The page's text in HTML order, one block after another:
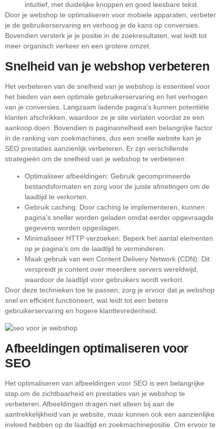
intuïtief, met duidelijke knoppen en goed leesbare tekst.
Door je webshop te optimaliseren voor mobiele apparaten, verbeter
je de gebruikerservaring en verhoog je de kans op conversies.
Bovendien versterk je je positie in de zoekresultaten, wat leidt tot
meer organisch verkeer en een grotere omzet.
Snelheid van je webshop verbeteren
Het verbeteren van de snelheid van je webshop is essentieel voor
het bieden van een optimale gebruikerservaring en het verhogen
van je conversies. Langzaam ladende pagina’s kunnen potentiële
klanten afschrikken, waardoor ze je site verlaten voordat ze een
aankoop doen. Bovendien is paginasnelheid een belangrijke factor
in de ranking van zoekmachines, dus een snelle website kan je
SEO prestaties aanzienlijk verbeteren. Er zijn verschillende
strategieën om de snelheid van je webshop te verbeteren:
Optimaliseer afbeeldingen: Gebruik gecomprimeerde
bestandsformaten en zorg voor de juiste afmetingen om de
laadtijd te verkorten.
Gebruik caching: Door caching te implementeren, kunnen
pagina’s sneller worden geladen omdat eerder opgevraagde
gegevens worden opgeslagen.
Minimaliseer HTTP verzoeken: Beperk het aantal elementen
op je pagina’s om de laadtijd te verminderen.
Maak gebruik van een Content Delivery Network (CDN): Dit
verspreidt je content over meerdere servers wereldwijd,
waardoor de laadtijd voor gebruikers wordt verkort.
Door deze technieken toe te passen, zorg je ervoor dat je webshop
snel en efficiënt functioneert, wat leidt tot een betere
gebruikerservaring en hogere klanttevredenheid.
Afbeeldingen optimaliseren voor
SEO
Het optimaliseren van afbeeldingen voor SEO is een belangrijke
stap om de zichtbaarheid en prestaties van je webshop te
verbeteren. Afbeeldingen dragen niet alleen bij aan de
aantrekkelijkheid van je website, maar kunnen ook een aanzienlijke
invloed hebben op de laadtijd en zoekmachinepositie. Om ervoor te